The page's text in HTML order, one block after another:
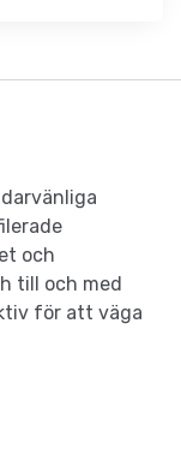
och
till och med
för att väga